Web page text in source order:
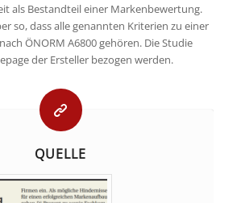
als Bestandteil einer Markenbewertung.
so, dass alle genannten Kriterien zu einer
ÖNORM A6800 gehören. Die Studie
der Ersteller bezogen werden.
QUELLE